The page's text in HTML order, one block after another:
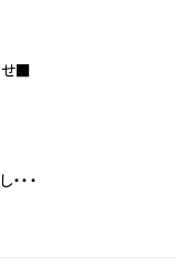
せ■
・・